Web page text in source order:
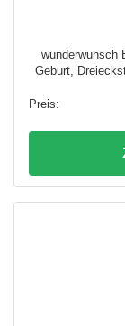
wunderwunsch
Geburt,